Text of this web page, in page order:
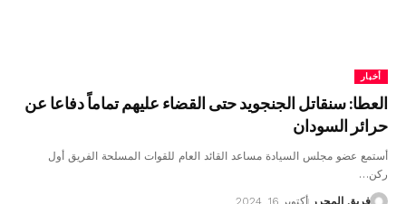
أخبار
العطا: سنقاتل الجنجويد حتى القضاء عليهم تماماً دفاعا عن
حرائر السودان
أستمع عضو مجلس السيادة مساعد القائد العام للقوات المسلحة الفريق أول
ركن…
فريق المحرر أكتوبر 16, 2024